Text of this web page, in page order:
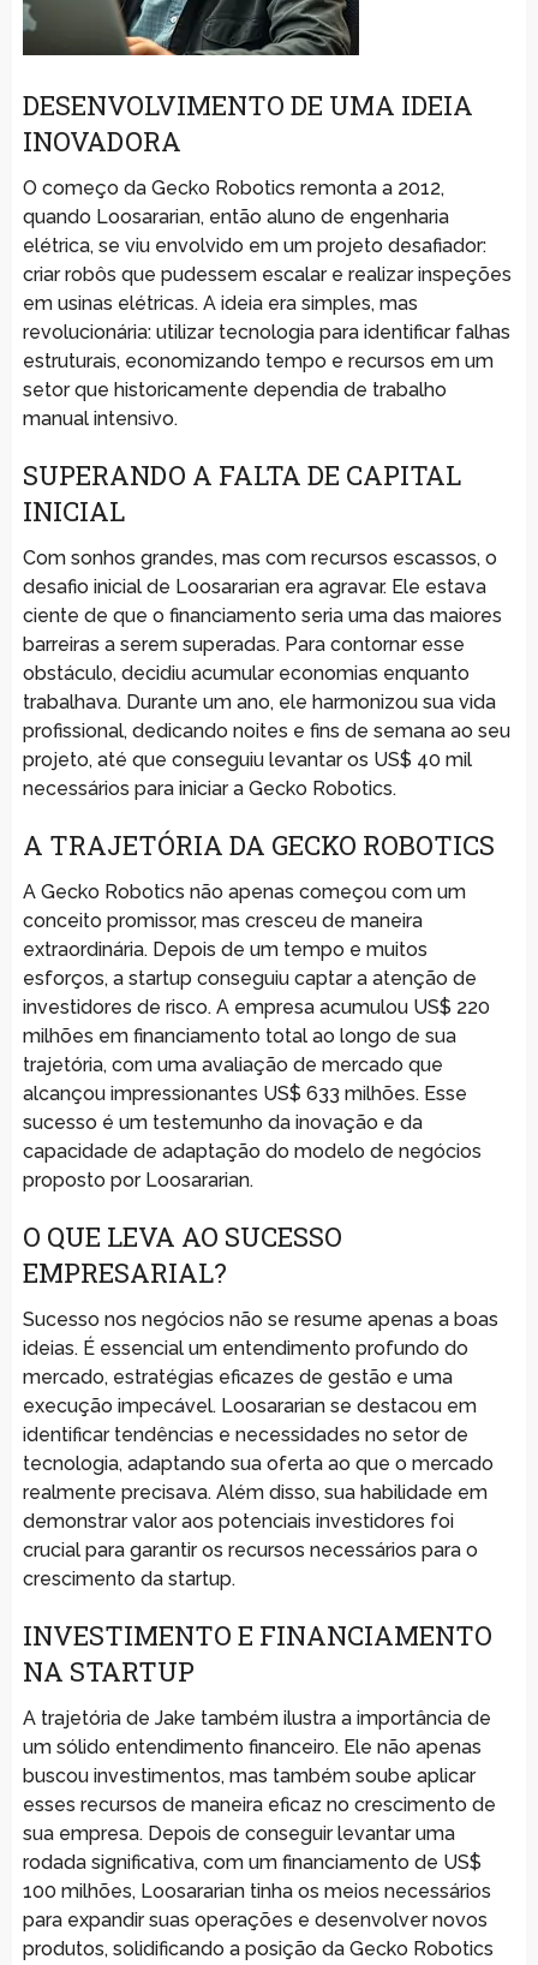
DESENVOLVIMENTO DE UMA IDEIA
INOVADORA
O começo da Gecko Robotics remonta a 2012,
quando Loosararian, então aluno de engenharia
elétrica, se viu envolvido em um projeto desafiador:
criar robôs que pudessem escalar e realizar inspeções
em usinas elétricas. A ideia era simples, mas
revolucionária: utilizar tecnologia para identificar falhas
estruturais, economizando tempo e recursos em um
setor que historicamente dependia de trabalho
manual intensivo.
SUPERANDO A FALTA DE CAPITAL
INICIAL
Com sonhos grandes, mas com recursos escassos, o
desafio inicial de Loosararian era agravar. Ele estava
ciente de que o financiamento seria uma das maiores
barreiras a serem superadas. Para contornar esse
obstáculo, decidiu acumular economias enquanto
trabalhava. Durante um ano, ele harmonizou sua vida
profissional, dedicando noites e fins de semana ao seu
projeto, até que conseguiu levantar os US$ 40 mil
necessários para iniciar a Gecko Robotics.
A TRAJETÓRIA DA GECKO ROBOTICS
A Gecko Robotics não apenas começou com um
conceito promissor, mas cresceu de maneira
extraordinária. Depois de um tempo e muitos
esforços, a startup conseguiu captar a atenção de
investidores de risco. A empresa acumulou US$ 220
milhões em financiamento total ao longo de sua
trajetória, com uma avaliação de mercado que
alcançou impressionantes US$ 633 milhões. Esse
sucesso é um testemunho da inovação e da
capacidade de adaptação do modelo de negócios
proposto por Loosararian.
O QUE LEVA AO SUCESSO
EMPRESARIAL?
Sucesso nos negócios não se resume apenas a boas
ideias. É essencial um entendimento profundo do
mercado, estratégias eficazes de gestão e uma
execução impecável. Loosararian se destacou em
identificar tendências e necessidades no setor de
tecnologia, adaptando sua oferta ao que o mercado
realmente precisava. Além disso, sua habilidade em
demonstrar valor aos potenciais investidores foi
crucial para garantir os recursos necessários para o
crescimento da startup.
INVESTIMENTO E FINANCIAMENTO
NA STARTUP
A trajetória de Jake também ilustra a importância de
um sólido entendimento financeiro. Ele não apenas
buscou investimentos, mas também soube aplicar
esses recursos de maneira eficaz no crescimento de
sua empresa. Depois de conseguir levantar uma
rodada significativa, com um financiamento de US$
100 milhões, Loosararian tinha os meios necessários
para expandir suas operações e desenvolver novos
produtos, solidificando a posição da Gecko Robotics